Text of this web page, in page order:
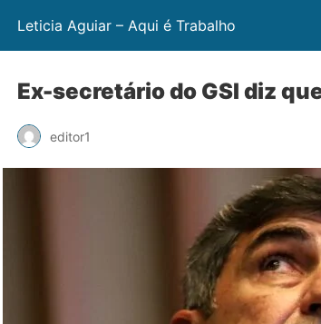
Leticia Aguiar – Aqui é Trabalho
Ex-secretário do GSI diz
editor1